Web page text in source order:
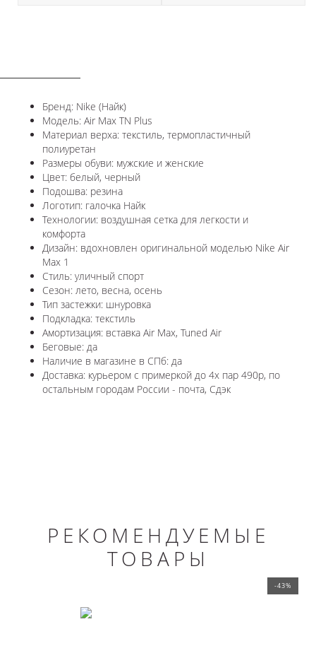
Бренд: Nike (Найк)
Модель: Air Max TN Plus
Материал верха: текстиль, термопластичный
полиуретан
Размеры обуви: мужские и женские
Цвет: белый, черный
Подошва: резина
Логотип: галочка Найк
Технологии: воздушная сетка для легкости и
комфорта
Дизайн: вдохновлен оригинальной моделью Nike Air
Max 1
Стиль: уличный спорт
Сезон: лето, весна, осень
Тип застежки: шнуровка
Подкладка: текстиль
Амортизация: вставка Air Max, Tuned Air
Беговые: да
Наличие в магазине в СПб: да
Доставка: курьером с примеркой до 4х пар 490р, по
остальным городам России - почта, Сдэк
РЕКОМЕНДУЕМЫЕ
ТОВАРЫ
-43%